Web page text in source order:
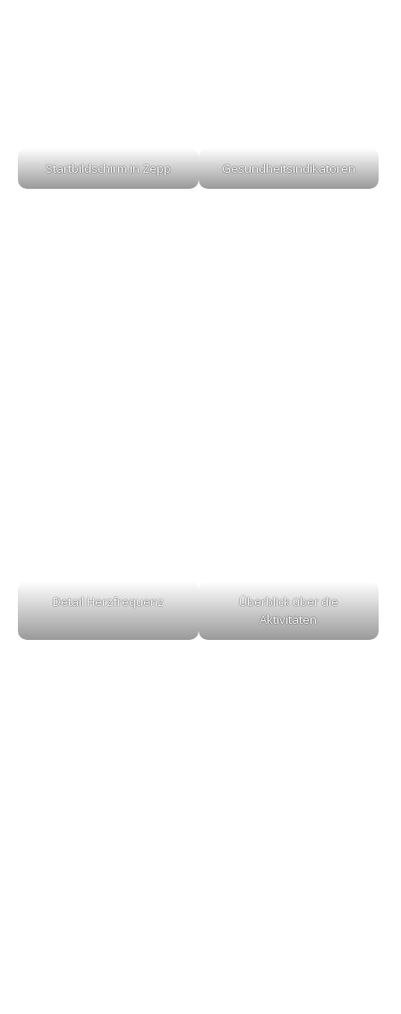
Startbildschirm in Zepp Gesundheitsindikatoren
Detail Herzfrequenz
Überblick über die
Aktivitäten